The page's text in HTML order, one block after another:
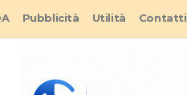
Pubblicità Utilità Contatti